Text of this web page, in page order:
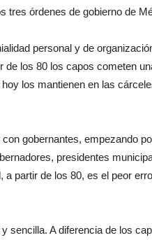
tres órdenes de gobierno de
personal y de
de los 80 los capos cometen
los mantienen en las
gobernantes, empezando
presidentes
a partir de los 80, es el peor
sencilla. A diferencia de los